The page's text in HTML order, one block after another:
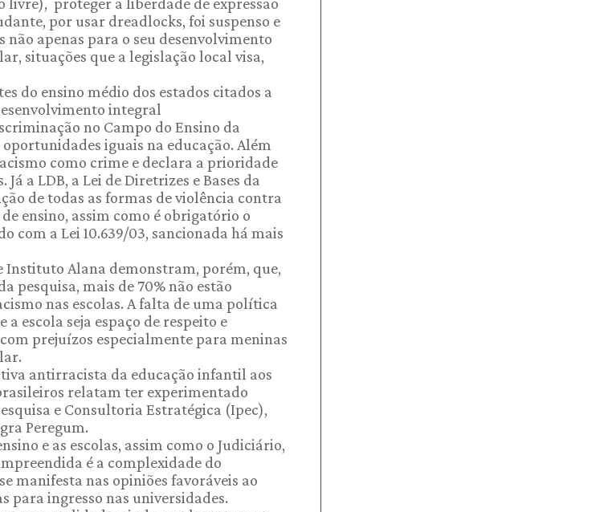
por usar dreadlocks, foi suspenso e
apenas para o seu desenvolvimento
situações que a legislação local visa,
do ensino médio dos estados citados a
integral
no Campo do Ensino da
iguais na educação. Além
como crime e declara a prioridade
a LDB, a Lei de Diretrizes e Bases da
de todas as formas de violência contra
ensino, assim como é obrigatório o
a Lei 10.639/03, sancionada há mais
Instituto Alana demonstram, porém, que,
pesquisa, mais de 70% não estão
nas escolas. A falta de uma política
escola seja espaço de respeito e
prejuízos especialmente para meninas
antirracista da educação infantil aos
relatam ter experimentado
e Consultoria Estratégica (Ipec),
Peregum.
e as escolas, assim como o Judiciário,
é a complexidade do
manifesta nas opiniões favoráveis ao
para ingresso nas universidades.